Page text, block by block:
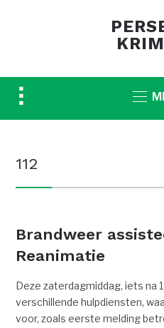
Toggle
sidebar
112
Brandweer
Reanimatie
Deze zaterdagmiddag, iets na
verschillende hulpdiensten,
voor, zoals eerste melding